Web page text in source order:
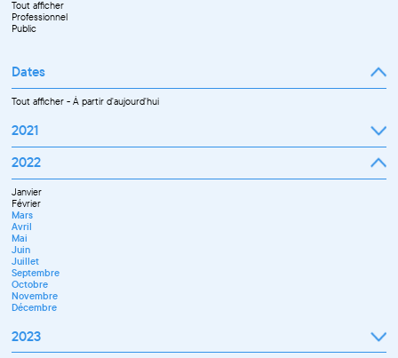
Tout afficher
Professionnel
Public
Dates
Tout afficher-À partir d'aujourd'hui
2021
Septembre
Novembre
Décembre
2022
Janvier
Février
Mars
Avril
Mai
Juin
Juillet
Septembre
Octobre
Novembre
Décembre
2023